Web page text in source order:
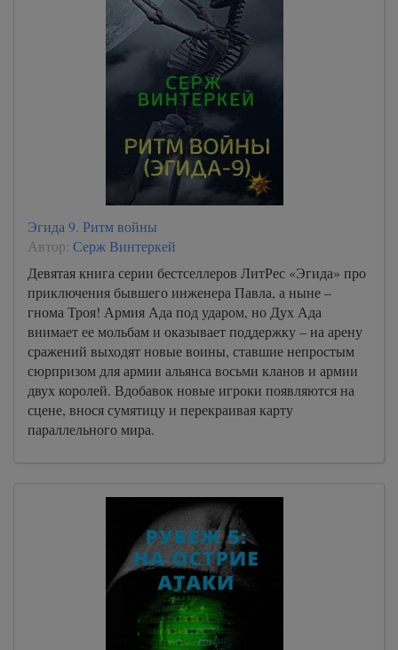
Эгида 9. Ритм войны
Автор: Серж Винтеркей
Девятая книга серии бестселлеров ЛитРес «Эгида» про
приключения бывшего инженера Павла, а ныне –
гнома Троя! Армия Ада под ударом, но Дух Ада
внимает ее мольбам и оказывает поддержку – на арену
сражений выходят новые воины, ставшие непростым
сюрпризом для армии альянса восьми кланов и армии
двух королей. Вдобавок новые игроки появляются на
сцене, внося сумятицу и перекраивая карту
параллельного мира.